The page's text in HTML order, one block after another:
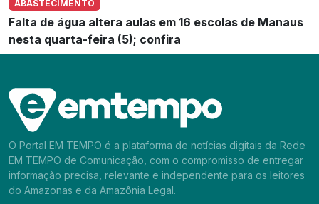
ABASTECIMENTO
Falta de água altera aulas em 16 escolas de Manaus
nesta quarta-feira (5); confira
O Portal EM TEMPO é a plataforma de notícias digitais da Rede
EM TEMPO de Comunicação, com o compromisso de entregar
informação precisa, relevante e independente para os leitores
do Amazonas e da Amazônia Legal.